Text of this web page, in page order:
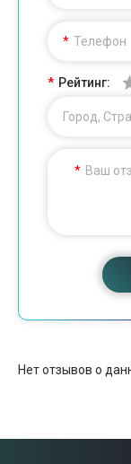
Телефон
Рейтинг:
Город,
Ваш
Нет отзывов о